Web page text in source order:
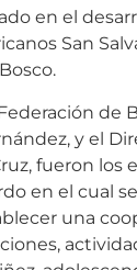
en el
San
de
y el
fueron los
en el cual
una